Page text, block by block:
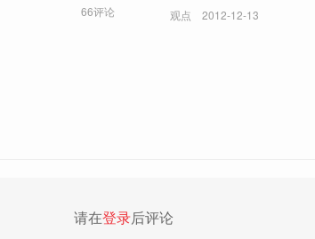
66评论 观点 2012-12-13
请在登录后评论